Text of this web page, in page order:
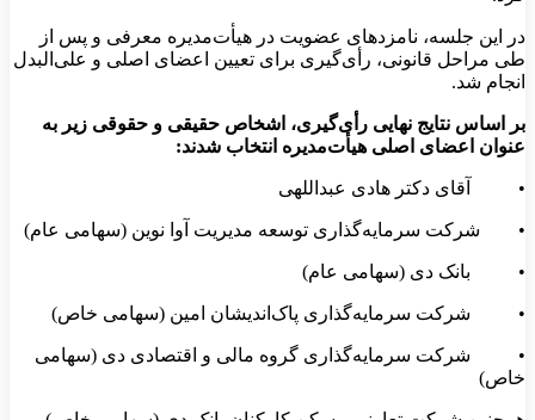
در این جلسه، نامزدهای عضویت در هیأت‌مدیره معرفی و پس از
طی مراحل قانونی، رأی‌گیری برای تعیین اعضای اصلی و علی‌البدل
انجام شد.
بر اساس نتایج نهایی رأی‌گیری، اشخاص حقیقی و حقوقی زیر به
عنوان اعضای اصلی هیأت‌مدیره انتخاب شدند:
• آقای دکتر هادی عبداللهی
• شرکت سرمایه‌گذاری توسعه مدیریت آوا نوین (سهامی عام)
• بانک دی (سهامی عام)
• شرکت سرمایه‌گذاری پاک‌اندیشان امین (سهامی خاص)
• شرکت سرمایه‌گذاری گروه مالی و اقتصادی دی (سهامی
خاص)